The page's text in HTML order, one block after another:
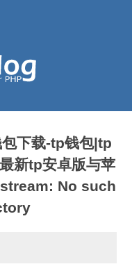
下载-tp钱包|tp
新tp安卓版与苹
No such